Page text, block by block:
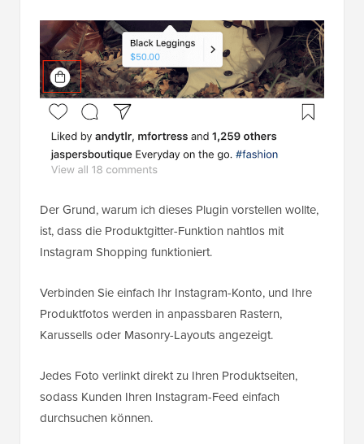
Der Grund, warum ich dieses Plugin vorstellen wollte,
ist, dass die Produktgitter-Funktion nahtlos mit
Instagram Shopping funktioniert.
Verbinden Sie einfach Ihr Instagram-Konto, und Ihre
Produktfotos werden in anpassbaren Rastern,
Karussells oder Masonry-Layouts angezeigt.
Jedes Foto verlinkt direkt zu Ihren Produktseiten,
sodass Kunden Ihren Instagram-Feed einfach
durchsuchen können.